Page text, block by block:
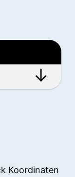
Koordinaten